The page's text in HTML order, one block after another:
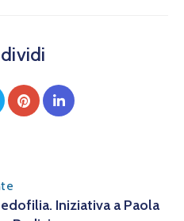
Iniziativa a Paola